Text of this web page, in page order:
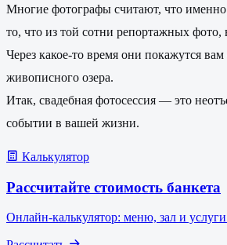
Многие фотографы считают, что именно
то, что из той сотни репортажных
Через какое-то время они покажутся
живописного озера.
Итак, свадебная фотосессия — это
событии в вашей жизни.
Калькулятор
Рассчитайте стоимость банкета
Онлайн-калькулятор: меню, зал и